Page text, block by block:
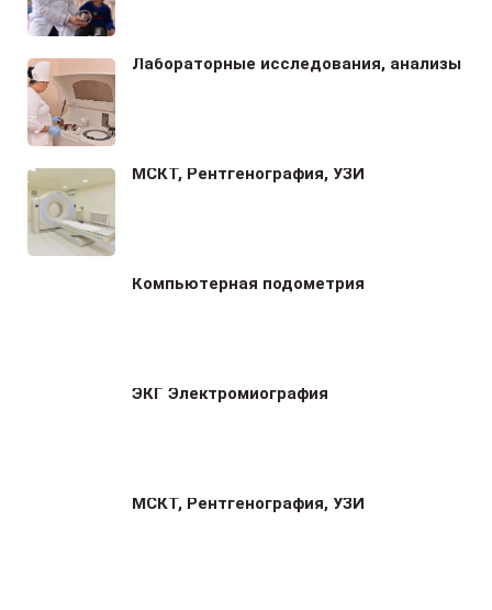
Лабораторные исследования, анализы
МСКТ, Рентгенография, УЗИ
Компьютерная подометрия
ЭКГ Электромиография
МСКТ, Рентгенография, УЗИ